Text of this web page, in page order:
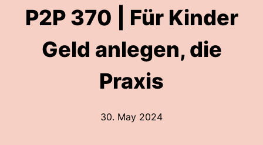
P2P 370 | Für Kinder
Geld anlegen, die
Praxis
30. May 2024